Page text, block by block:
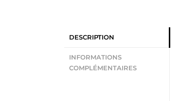
DESCRIPTION
INFORMATIONS
COMPLÉMENTAIRES